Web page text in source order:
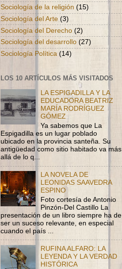
Sociología de la religión (15)
Sociología del Arte (3)
Sociología del Derecho (2)
Sociología del desarrollo (27)
Sociología Política (14)
LOS 10 ARTÍCULOS MÁS VISITADOS
LA ESPIGADILLA Y LA
EDUCADORA BEATRIZ
MARÍA RODRÍGUEZ
GÓMEZ
Ya sabemos que La
Espigadilla es un lugar poblado
ubicado en la provincia santeña. Su
antigüedad como sitio habitado va más
allá de lo q...
LA NOVELA DE
LEONIDAS SAAVEDRA
ESPINO
Foto cortesía de Antonio
Pinzón-Del Castillo La
presentación de un libro siempre ha de
ser un suceso relevante, en especial
cuando el país ...
RUFINA ALFARO: LA
LEYENDA Y LA VERDAD
HISTÓRICA